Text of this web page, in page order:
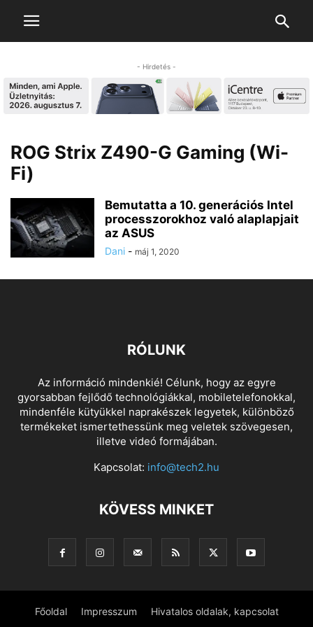
- Hirdetés -
ROG Strix Z490-G Gaming (Wi-
Fi)
Bemutatta a 10. generációs Intel
processzorokhoz való alaplapjait
az ASUS
Dani - máj 1, 2020
RÓLUNK
Az információ mindenkié! Célunk, hogy az egyre
gyorsabban fejlődő technológiákkal, mobiletelefonokkal,
mindenféle kütyükkel naprakészek legyetek, különböző
termékeket ismertethessünk meg veletek szövegesen,
illetve videó formájában.
Kapcsolat: info@tech2.hu
KÖVESS MINKET
Főoldal Impresszum Hivatalos oldalak, kapcsolat